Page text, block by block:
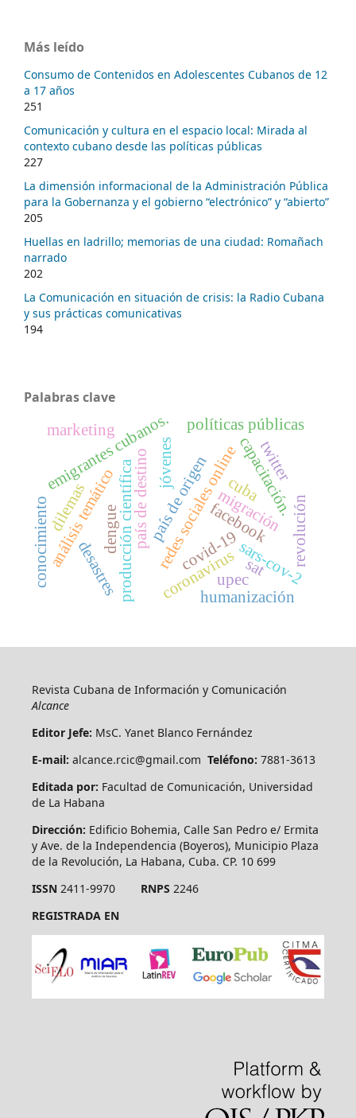
Más leído
Consumo de Contenidos en Adolescentes Cubanos de 12
a 17 años
251
Comunicación y cultura en el espacio local: Mirada al
contexto cubano desde las políticas públicas
227
La dimensión informacional de la Administración Pública
para la Gobernanza y el gobierno “electrónico” y “abierto”
205
Huellas en ladrillo; memorias de una ciudad: Romañach
narrado
202
La Comunicación en situación de crisis: la Radio Cubana
y sus prácticas comunicativas
194
Palabras clave
migración
redes sociales onlinefacebook
país de destinopaís de origen
emigrantes cubanos.
producción científica covid-19sars-cov-2
coronavirus
análisis temático sat
desastres
capacitación.
marketing
upec
revolución
cuba
políticas públicas
humanización
conocimiento
jóvenes
dilemas
twitter
dengue
Revista Cubana de Información y Comunicación
Alcance
Editor Jefe: MsC. Yanet Blanco Fernández
E-mail: alcance.rcic@gmail.com Teléfono: 7881-3613
Editada por: Facultad de Comunicación, Universidad
de La Habana
Dirección: Edificio Bohemia, Calle San Pedro e/ Ermita
y Ave. de la Independencia (Boyeros), Municipio Plaza
de la Revolución, La Habana, Cuba. CP. 10 699
ISSN2411-9970 RNPS 2246
REGISTRADA EN